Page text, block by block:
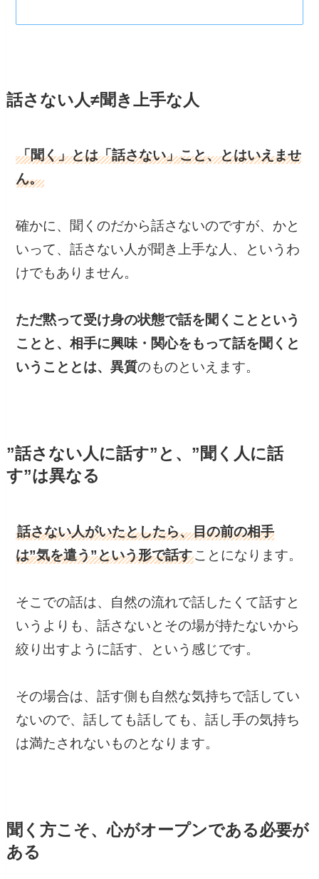
話さない人≠聞き上手な人
「聞く」とは「話さない」こと、とはいえませ
ん。
確かに、聞くのだから話さないのですが、かと
いって、話さない人が聞き上手な人、というわ
けでもありません。
ただ黙って受け身の状態で話を聞くことという
ことと、相手に興味・関心をもって話を聞くと
いうこととは、異質のものといえます。
”話さない人に話す”と、”聞く人に話
す”は異なる
話さない人がいたとしたら、目の前の相手
は”気を遣う”という形で話すことになります。
そこでの話は、自然の流れで話したくて話すと
いうよりも、話さないとその場が持たないから
絞り出すように話す、という感じです。
その場合は、話す側も自然な気持ちで話してい
ないので、話しても話しても、話し手の気持ち
は満たされないものとなります。
聞く方こそ、心がオープンである必要が
ある